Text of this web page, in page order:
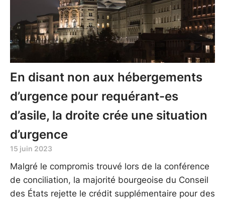
En disant non aux hébergements
d’urgence pour requérant-es
d’asile, la droite crée une situation
d’urgence
15 juin 2023
Malgré le compromis trouvé lors de la conférence
de conciliation, la majorité bourgeoise du Conseil
des États rejette le crédit supplémentaire pour des